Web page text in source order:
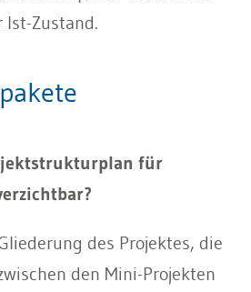
Ist-Zustand.
für
des Projektes, die
den Mini-Projekten